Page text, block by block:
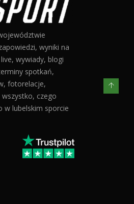
wyniki na
wywiady, blogi
spotkań,
fotorelacje,
wszystko, czego
w lubelskim sporcie